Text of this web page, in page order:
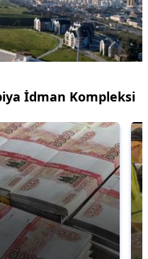
İdman Kompleksi